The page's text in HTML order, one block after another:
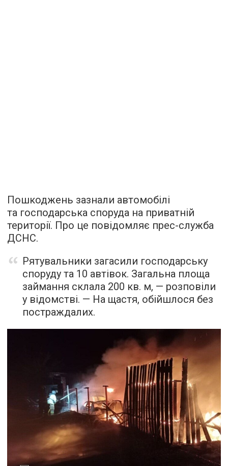
Пошкоджень зазнали автомобілі
та господарська споруда на приватній
території. Про це повідомляє прес-служба
ДСНС.
Рятувальники загасили господарську
споруду та 10 автівок. Загальна площа
займання склала 200 кв. м, — розповіли
у відомстві. — На щастя, обійшлося без
постраждалих.